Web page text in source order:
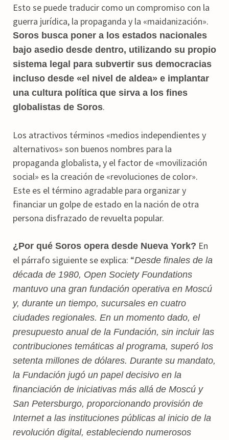
Esto se puede traducir como un compromiso con la
guerra jurídica, la propaganda y la «maidanización».
Soros busca poner a los estados nacionales
bajo asedio desde dentro, utilizando su propio
sistema legal para subvertir sus democracias
incluso desde «el nivel de aldea» e implantar
una cultura política que sirva a los fines
globalistas de Soros.
Los atractivos términos «medios independientes y
alternativos» son buenos nombres para la
propaganda globalista, y el factor de «movilización
social» es la creación de «revoluciones de color».
Este es el término agradable para organizar y
financiar un golpe de estado en la nación de otra
persona disfrazado de revuelta popular.
¿Por qué Soros opera desde Nueva York? En
el párrafo siguiente se explica: “Desde finales de la
década de 1980, Open Society Foundations
mantuvo una gran fundación operativa en Moscú
y, durante un tiempo, sucursales en cuatro
ciudades regionales. En un momento dado, el
presupuesto anual de la Fundación, sin incluir las
contribuciones temáticas al programa, superó los
setenta millones de dólares. Durante su mandato,
la Fundación jugó un papel decisivo en la
financiación de iniciativas más allá de Moscú y
San Petersburgo, proporcionando provisión de
Internet a las instituciones públicas al inicio de la
revolución digital, estableciendo numerosos